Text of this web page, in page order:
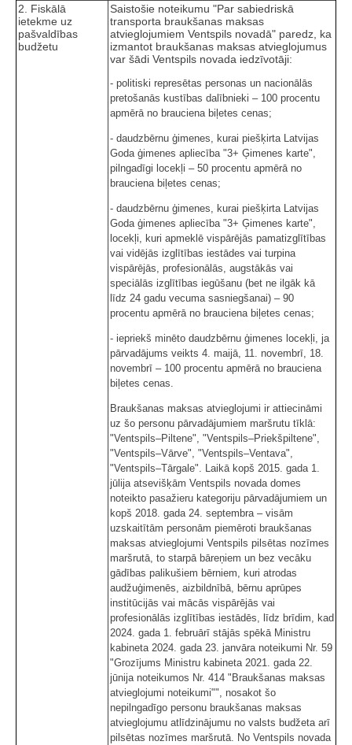
2. Fiskālā
ietekme uz
pašvaldības
budžetu
Saistošie noteikumu "Par sabiedriskā
transporta braukšanas maksas
atvieglojumiem Ventspils novadā" paredz, ka
izmantot braukšanas maksas atvieglojumus
var šādi Ventspils novada iedzīvotāji:
- politiski represētas personas un nacionālās
pretošanās kustības dalībnieki – 100 procentu
apmērā no brauciena biļetes cenas;
- daudzbērnu ģimenes, kurai piešķirta Latvijas
Goda ģimenes apliecība "3+ Ģimenes karte",
pilngadīgi locekļi – 50 procentu apmērā no
brauciena biļetes cenas;
- daudzbērnu ģimenes, kurai piešķirta Latvijas
Goda ģimenes apliecība "3+ Ģimenes karte",
locekļi, kuri apmeklē vispārējās pamatizglītības
vai vidējās izglītības iestādes vai turpina
vispārējās, profesionālās, augstākās vai
speciālās izglītības iegūšanu (bet ne ilgāk kā
līdz 24 gadu vecuma sasniegšanai) – 90
procentu apmērā no brauciena biļetes cenas;
- iepriekš minēto daudzbērnu ģimenes locekļi, ja
pārvadājums veikts 4. maijā, 11. novembrī, 18.
novembrī – 100 procentu apmērā no brauciena
biļetes cenas.
Braukšanas maksas atvieglojumi ir attiecināmi
uz šo personu pārvadājumiem maršrutu tīklā:
"Ventspils–Piltene", "Ventspils–Priekšpiltene",
"Ventspils–Vārve", "Ventspils–Ventava",
"Ventspils–Tārgale". Laikā kopš 2015. gada 1.
jūlija atsevišķām Ventspils novada domes
noteikto pasažieru kategoriju pārvadājumiem un
kopš 2018. gada 24. septembra – visām
uzskaitītām personām piemēroti braukšanas
maksas atvieglojumi Ventspils pilsētas nozīmes
maršrutā, to starpā bāreņiem un bez vecāku
gādības palikušiem bērniem, kuri atrodas
audžuģimenēs, aizbildnībā, bērnu aprūpes
institūcijās vai mācās vispārējās vai
profesionālās izglītības iestādēs, līdz brīdim, kad
2024. gada 1. februārī stājās spēkā Ministru
kabineta 2024. gada 23. janvāra noteikumi Nr. 59
"Grozījums Ministru kabineta 2021. gada 22.
jūnija noteikumos Nr. 414 "Braukšanas maksas
atvieglojumi noteikumi"", nosakot šo
nepilngadīgo personu braukšanas maksas
atvieglojumu atlīdzinājumu no valsts budžeta arī
pilsētas nozīmes maršrutā. No Ventspils novada